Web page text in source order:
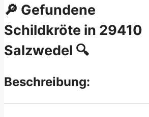
🔎 Gefundene
Schildkröte in 29410
Salzwedel 🔍
Beschreibung: